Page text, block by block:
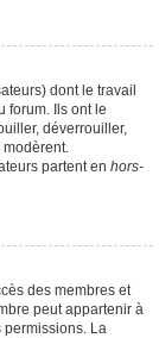
dont le travail
forum. Ils ont le
déverrouiller,
modèrent.
partent en hors-
des membres et
peut appartenir à
permissions. La